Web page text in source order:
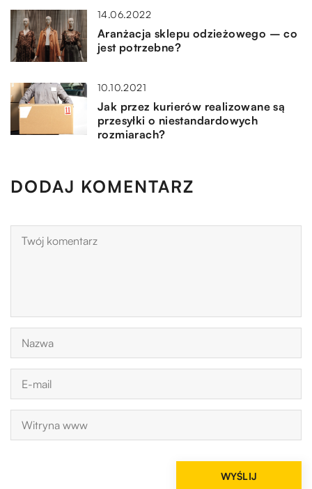
14.06.2022
Aranżacja sklepu odzieżowego – co
jest potrzebne?
10.10.2021
Jak przez kurierów realizowane są
przesyłki o niestandardowych
rozmiarach?
DODAJ KOMENTARZ